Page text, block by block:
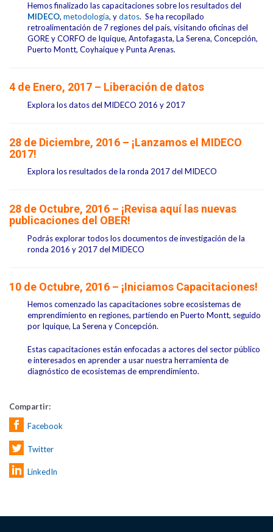
Hemos finalizado las capacitaciones sobre los resultados del
MIDECO, metodología, ydatos. Se ha recopilado
retroalimentación de 7 regiones del país, visitando oficinas del
GORE y CORFO de Iquique, Antofagasta, La Serena, Concepción,
Puerto Montt, Coyhaique y Punta Arenas.
4 de Enero, 2017 – Liberación de datos
Explora los datos del MIDECO 2016 y 2017
28 de Diciembre, 2016 – ¡Lanzamos el MIDECO
2017!
Explora los resultados de la ronda 2017del MIDECO
28 de Octubre, 2016 – ¡Revisa aquí las nuevas
publicaciones del OBER!
Podrás explorar todos los documentos de investigación de la
ronda 2016 y 2017 del MIDECO
10 de Octubre, 2016 – ¡Iniciamos Capacitaciones!
Hemos comenzado las capacitaciones sobre ecosistemas de
emprendimiento en regiones, partiendo en Puerto Montt, seguido
por Iquique, La Serena y Concepción.
Estas capacitaciones están enfocadas a actores del sector público
e interesados en aprender a usar nuestra herramienta de
diagnóstico de ecosistemas de emprendimiento.
Compartir:
Facebook
Twitter
LinkedIn